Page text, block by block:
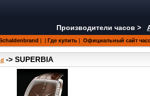
Производители часов >
| | Где купить | Официальный сайт
-> SUPERBIA